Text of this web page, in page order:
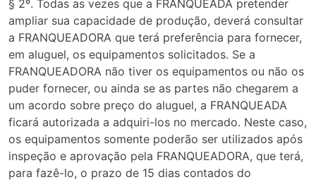
§ 2º. Todas as vezes que a FRANQUEADA pretender
ampliar sua capacidade de produção, deverá consultar
a FRANQUEADORA que terá preferência para fornecer,
em aluguel, os equipamentos solicitados. Se a
FRANQUEADORA não tiver os equipamentos ou não os
puder fornecer, ou ainda se as partes não chegarem a
um acordo sobre preço do aluguel, a FRANQUEADA
ficará autorizada a adquiri-los no mercado. Neste caso,
os equipamentos somente poderão ser utilizados após
inspeção e aprovação pela FRANQUEADORA, que terá,
para fazê-lo, o prazo de 15 dias contados do